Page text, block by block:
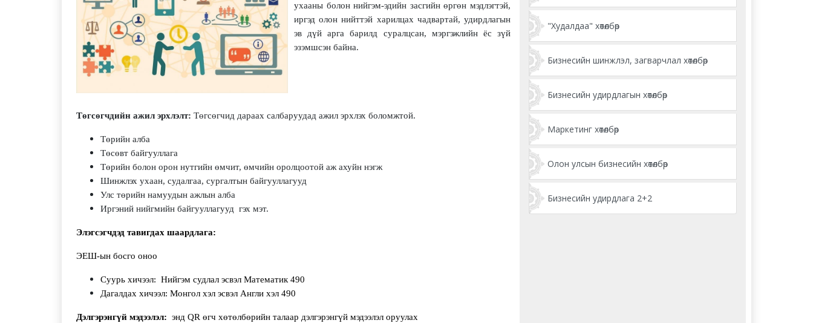
ухааны болон нийгэм-эдийн засгийн өргөн мэдлэгтэй,
иргэд олон нийттэй харилцах чадвартай, удирдлагын
эв дүй арга барилд суралцсан, мэргэжлийн ёс зүй
эзэмшсэн байна.
Төгсөгчдийн ажил эрхлэлт: Төгсөгчид дараах салбаруудад ажил эрхлэх боломжтой.
Төрийн алба
Төсөвт байгууллага
Төрийн болон орон нутгийн өмчит, өмчийн оролцоотой аж ахуйн нэгж
Шинжлэх ухаан, судалгаа, сургалтын байгууллагууд
Улс төрийн намуудын ажлын алба
Иргэний нийгмийн байгууллагууд гэх мэт.
Элэгсэгчдэд тавигдах шаардлага:
ЭЕШ-ын босго оноо
Суурь хичээл: Нийгэм судлал эсвэл Математик 490
Дагалдах хичээл: Монгол хэл эсвэл Англи хэл 490
Дэлгэрэнгүй мэдээлэл: энд QR өгч хөтөлбөрийн талаар дэлгэрэнгүй мэдээлэл оруулах
"Худалдаа" хөтөлбөр
Бизнесийн шинжлэл, загварчлал хөтөлбөр
Бизнесийн удирдлагын хөтөлбөр
Маркетинг хөтөлбөр
Олон улсын бизнесийн хөтөлбөр
Бизнесийн удирдлага 2+2